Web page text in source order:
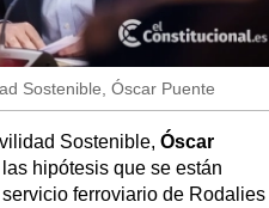
Sostenible, Óscar Puente
Sostenible, Óscar
hipótesis que se están
ferroviario de Rodalies